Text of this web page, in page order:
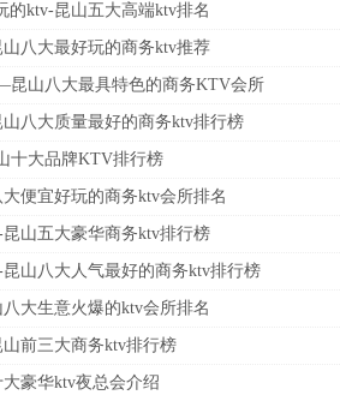
的ktv-昆山五大高端ktv排名
八大最好玩的商务ktv推荐
山八大最具特色的商务KTV会所
八大质量最好的商务ktv排行榜
大品牌KTV排行榜
便宜好玩的商务ktv会所排名
山五大豪华商务ktv排行榜
山八大人气最好的商务ktv排行榜
大生意火爆的ktv会所排名
前三大商务ktv排行榜
豪华ktv夜总会介绍